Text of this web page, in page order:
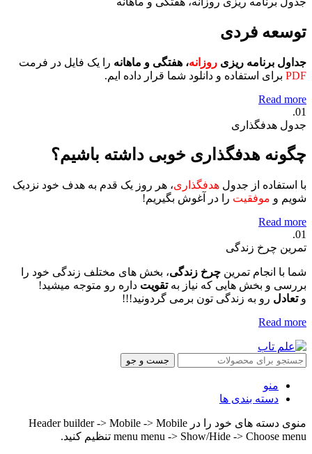
توسعه فردی
جداول برنامه ریزی روزانه، هفتگی و ماهانه را یک فایل در فرمت
PDF برای استفاده و دانلود شما قرار داده ایم.
Read more
01.
جدول هدفگذاری
چگونه هدفگذاری خوبی داشته باشیم؟
با استفاده از جدول هدفگذاری، هر روز یک قدم به هدف خود نزدیک
شویم و موفقیت را در آغوش بگیریم!
Read more
01.
تمرین چرخ زندگی
شما با انجام تمرین چرخ زندگی، بخش های مختلف زندگی خود را
بررسی و بخش هایی که نیاز بهتقویت داره رو متوجه میشید!
وتعادل رو به زندگی تون برمی گردونید!!!
Read more
جست و جو
منو
دسته بندی ها
منوی دسته های خود را در Header builder -> Mobile -> Mobile
menu menu -> Show/Hide -> Choose menu تنظیم کنید.